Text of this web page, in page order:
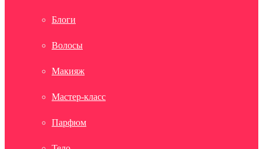
Блоги
Волосы
Макияж
Мастер-класс
Парфюм